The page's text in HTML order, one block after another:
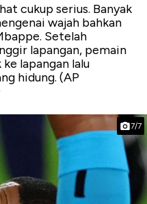
cukup serius. Banyak
wajah bahkan
Setelah
lapangan, pemain
lapangan lalu
hidung. (AP
7/7